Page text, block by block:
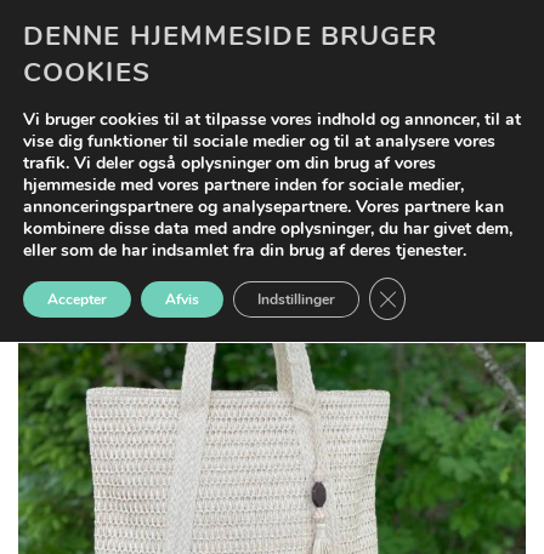
indhold
DENNE HJEMMESIDE BRUGER
COOKIES
Vi bruger cookies til at tilpasse vores indhold og annoncer, til at
vise dig funktioner til sociale medier og til at analysere vores
trafik. Vi deler også oplysninger om din brug af vores
hjemmeside med vores partnere inden for sociale medier,
annonceringspartnere og analysepartnere. Vores partnere kan
kombinere disse data med andre oplysninger, du har givet dem,
eller som de har indsamlet fra din brug af deres tjenester.
Accepter Afvis Indstillinger CLOSE GDPR